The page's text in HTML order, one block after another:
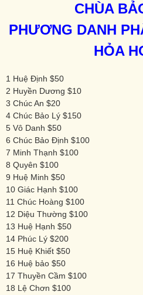
CHÙA
PHƯƠNG DANH
HỎA
1 Huệ Định $50
2 Huyền Dương $10
3 Chúc An $20
4 Chúc Bảo Lý $150
5 Vô Danh $50
6 Chúc Bảo Định $100
7 Minh Thạnh $100
8 Quyên $100
9 Huệ Minh $50
10 Giác Hạnh $100
11 Chúc Hoàng $100
12 Diệu Thường $100
13 Huệ Hạnh $50
14 Phúc Lý $200
15 Huệ Khiết $50
16 Huệ bảo $50
17 Thuyền Cầm $100
18 Lệ Chơn $100